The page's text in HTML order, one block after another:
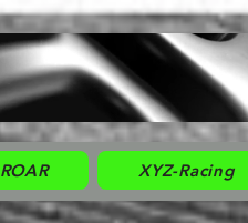
ROAR XYZ-Racing